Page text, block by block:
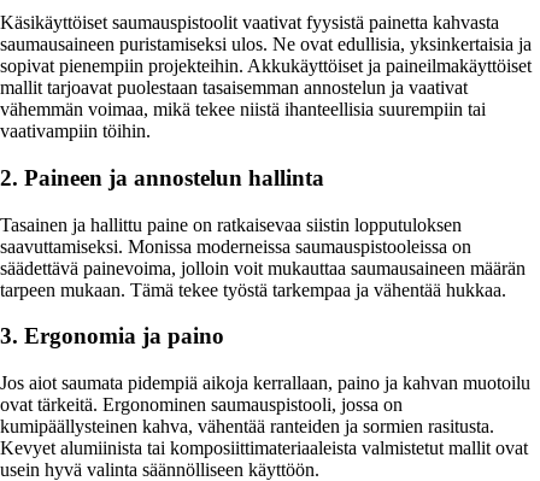
Käsikäyttöiset saumauspistoolit vaativat fyysistä painetta kahvasta
saumausaineen puristamiseksi ulos. Ne ovat edullisia, yksinkertaisia ja
sopivat pienempiin projekteihin. Akkukäyttöiset ja paineilmakäyttöiset
mallit tarjoavat puolestaan tasaisemman annostelun ja vaativat
vähemmän voimaa, mikä tekee niistä ihanteellisia suurempiin tai
vaativampiin töihin.
2. Paineen ja annostelun hallinta
Tasainen ja hallittu paine on ratkaisevaa siistin lopputuloksen
saavuttamiseksi. Monissa moderneissa saumauspistooleissa on
säädettävä painevoima, jolloin voit mukauttaa saumausaineen määrän
tarpeen mukaan. Tämä tekee työstä tarkempaa ja vähentää hukkaa.
3. Ergonomia ja paino
Jos aiot saumata pidempiä aikoja kerrallaan, paino ja kahvan muotoilu
ovat tärkeitä. Ergonominen saumauspistooli, jossa on
kumipäällysteinen kahva, vähentää ranteiden ja sormien rasitusta.
Kevyet alumiinista tai komposiittimateriaaleista valmistetut mallit ovat
usein hyvä valinta säännölliseen käyttöön.